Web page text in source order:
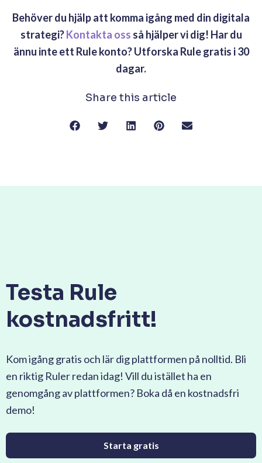
Behöver du hjälp att komma igång med din digitala
strategi?Kontakta oss så hjälper vi dig! Har du
ännu inte ett Rule konto? Utforska Rule gratis i 30
dagar.
Share this article
Testa Rule
kostnadsfritt!
Kom igång gratis och lär dig plattformen på nolltid. Bli
en riktig Ruler redan idag! Vill du istället ha en
genomgång av plattformen? Boka då en kostnadsfri
demo!
Starta gratis